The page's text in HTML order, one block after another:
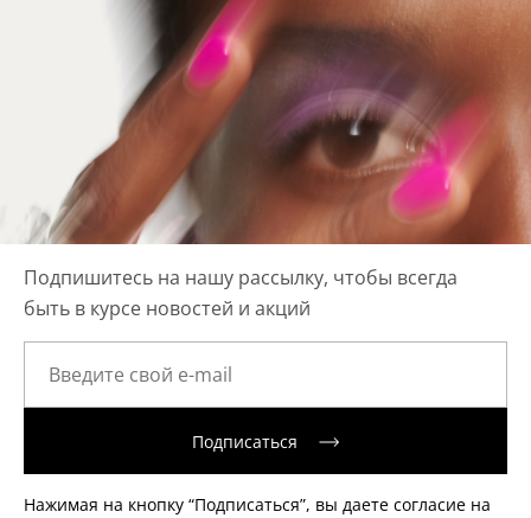
Подпишитесь на нашу рассылку, чтобы всегда
быть в курсе новостей и акций
Подписаться
Нажимая на кнопку “Подписаться”, вы даете согласие на